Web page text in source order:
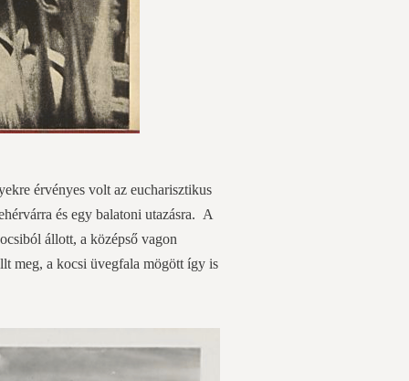
érvényes volt az eucharisztikus
és egy balatoni utazásra. A
állott, a középső vagon
meg, a kocsi üvegfala mögött így is